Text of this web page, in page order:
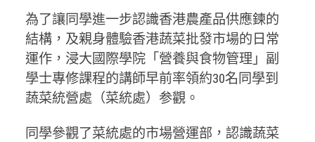
為了讓同學進一步認識香港農產品供應鍊的
結構，及親身體驗香港蔬菜批發市場的日常
運作，浸大國際學院「營養與食物管理」副
學士專修課程的講師早前率領約30名同學到
蔬菜統營處（菜統處）参觀。
同學參觀了菜統處的市場營運部，認識蔬菜